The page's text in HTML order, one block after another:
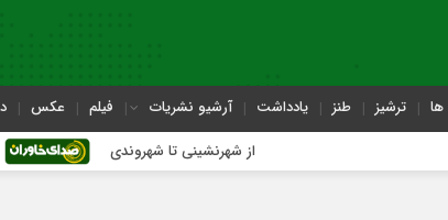
ها ترشیز طنز یادداشت آرشیو نشریات فیلم عکس
از شهرنشینی تا شهروندی اصناف